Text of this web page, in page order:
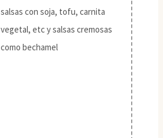
salsas con soja, tofu, carnita
vegetal, etc y salsas cremosas
como bechamel